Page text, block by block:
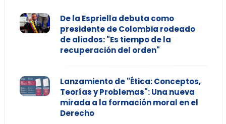
De la Espriella debuta como
presidente de Colombia rodeado
de aliados: "Es tiempo de la
recuperación del orden"
Lanzamiento de "Ética: Conceptos,
Teorías y Problemas": Una nueva
mirada a la formación moral en el
Derecho